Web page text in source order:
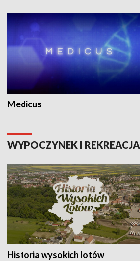
Medicus
WYPOCZYNEK I REKREACJA
Historia wysokich lotów